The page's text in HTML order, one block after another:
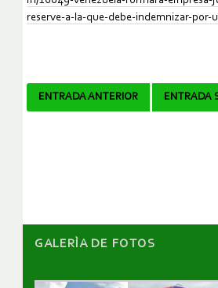
reserve-a-la-que-debe-indemnizar-por-
Navegador
ENTRADA ANTERIOR ENTRADA
GALERÌA DE FOTOS